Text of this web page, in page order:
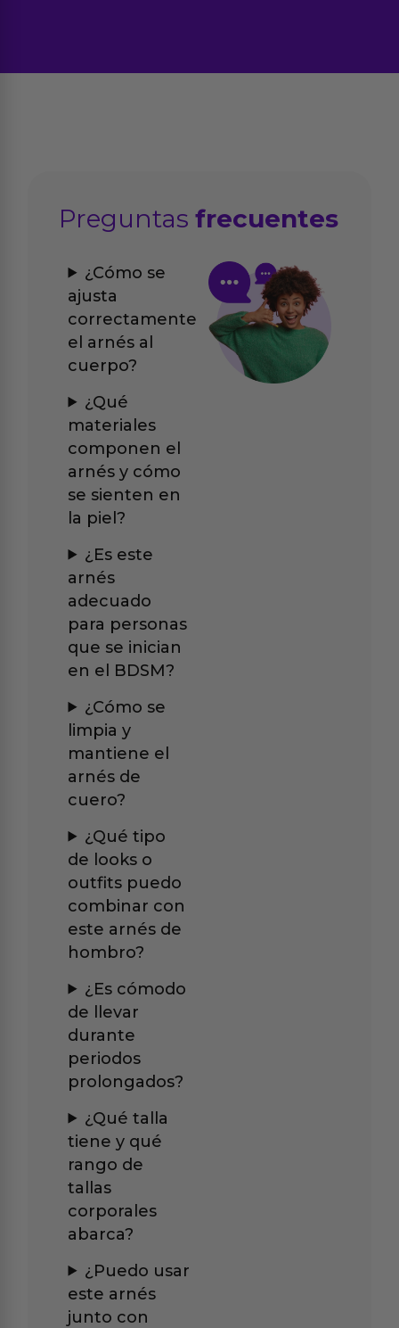
Preguntasfrecuentes
¿Cómo se
ajusta
correctamente
el arnés al
cuerpo?
¿Qué
materiales
componen el
arnés y cómo
se sienten en
la piel?
¿Es este
arnés
adecuado
para personas
que se inician
en el BDSM?
¿Cómo se
limpia y
mantiene el
arnés de
cuero?
¿Qué tipo
de looks o
outfits puedo
combinar con
este arnés de
hombro?
¿Es cómodo
de llevar
durante
periodos
prolongados?
¿Qué talla
tiene y qué
rango de
tallas
corporales
abarca?
¿Puedo usar
este arnés
junto con